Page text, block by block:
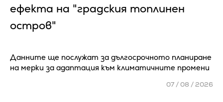
ефекта на "градския топлинен
остров"
Данните ще послужат за дългосрочното планиране
на мерки за адаптация към климатичните промени
07 / 08 / 2026